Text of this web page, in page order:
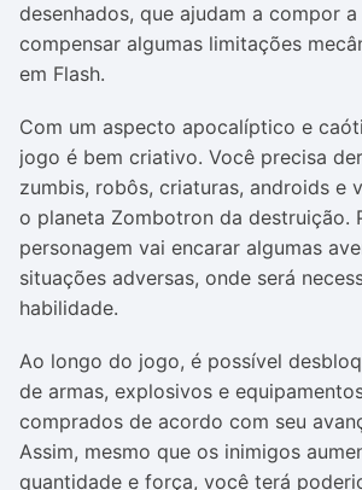
desenhados, que ajudam a compor
compensar algumas limitações
em Flash.
Com um aspecto apocalíptico e
jogo é bem criativo. Você precisa
zumbis, robôs, criaturas, androids e
o planeta Zombotron da destruição.
personagem vai encarar algumas
situações adversas, onde será
habilidade.
Ao longo do jogo, é possível
de armas, explosivos e
comprados de acordo com seu
Assim, mesmo que os inimigos
quantidade e força, você terá